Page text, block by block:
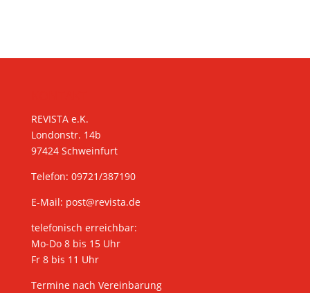
REVISTA e.K.
Londonstr. 14b
97424 Schweinfurt
Telefon: 09721/387190
E-Mail: post@revista.de
telefonisch erreichbar:
Mo-Do 8 bis 15 Uhr
Fr 8 bis 11 Uhr
Termine nach Vereinbarung